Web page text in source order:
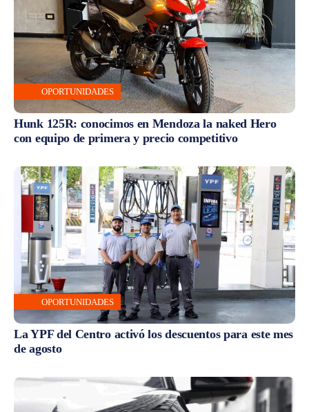
OPORTUNIDADES
Hunk 125R: conocimos en Mendoza la naked Hero
con equipo de primera y precio competitivo
OPORTUNIDADES
La YPF del Centro activó los descuentos para este mes
de agosto